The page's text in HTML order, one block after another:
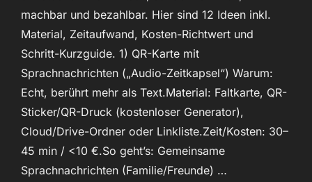
machbar und bezahlbar. Hier sind 12 Ideen inkl.
Material, Zeitaufwand, Kosten-Richtwert und
Schritt-Kurzguide. 1) QR-Karte mit
Sprachnachrichten („Audio-Zeitkapsel“) Warum:
Echt, berührt mehr als Text.Material: Faltkarte, QR-
Sticker/QR-Druck (kostenloser Generator),
Cloud/Drive-Ordner oder Linkliste.Zeit/Kosten: 30–
45 min / <10 €.So geht’s: Gemeinsame
Sprachnachrichten (Familie/Freunde) …